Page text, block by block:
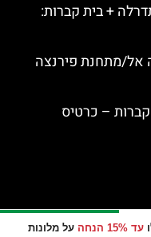
עד 15% הנחה
על מלונות
+ בית קברות:
אל/מתחנת פירנצה
– כרטיס